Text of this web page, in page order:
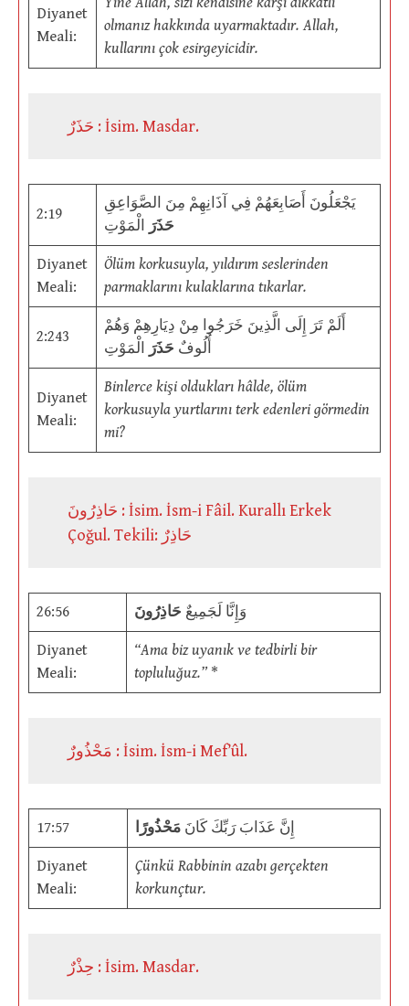
Diyanet
Meali:
olmanız hakkında uyarmaktadır. Allah,
kullarını çok esirgeyicidir.
حَذَرٌ : İsim. Masdar.
2:19
يَجْعَلُونَ أَصَابِعَهُمْ فِي آذَانِهِمْ مِنَ الصَّوَاعِقِ
حَذَرَ الْمَوْتِ
Diyanet
Meali:
Ölüm korkusuyla, yıldırım seslerinden
parmaklarını kulaklarına tıkarlar.
2:243
أَلَمْ تَرَ إِلَى الَّذِينَ خَرَجُوا مِنْ دِيَارِهِمْ وَهُمْ
أُلُوفٌ حَذَرَ الْمَوْتِ
Diyanet
Meali:
Binlerce kişi oldukları hâlde, ölüm
korkusuyla yurtlarını terk edenleri görmedin
mi?
حَاذِرُونَ : İsim. İsm-i Fâil. Kurallı Erkek
Çoğul. Tekili: حَاذِرٌ
26:56 وَإِنَّا لَجَمِيعٌ حَاذِرُونَ
Diyanet
Meali:
“Ama biz uyanık ve tedbirli bir
topluluğuz.” *
مَحْذُورٌ : İsim. İsm-i Mef’ûl.
17:57 إِنَّ عَذَابَ رَبِّكَ كَانَ مَحْذُورًا
Diyanet
Meali:
Çünkü Rabbinin azabı gerçekten
korkunçtur.
حِذْرٌ : İsim. Masdar.